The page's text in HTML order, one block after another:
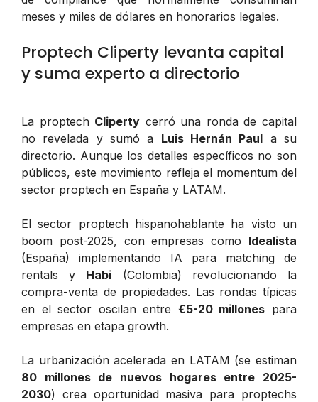
meses y miles de dólares en honorarios legales.
Proptech Cliperty levanta capital
y suma experto a directorio
La proptech Cliperty cerró una ronda de capital
no revelada y sumó a Luis Hernán Paul a su
directorio. Aunque los detalles específicos no son
públicos, este movimiento refleja el momentum del
sector proptech en España y LATAM.
El sector proptech hispanohablante ha visto un
boom post-2025, con empresas como Idealista
(España) implementando IA para matching de
rentals y Habi (Colombia) revolucionando la
compra-venta de propiedades. Las rondas típicas
en el sector oscilan entre €5-20 millones para
empresas en etapa growth.
La urbanización acelerada en LATAM (se estiman
80 millones de nuevos hogares entre 2025-
2030) crea oportunidad masiva para proptechs